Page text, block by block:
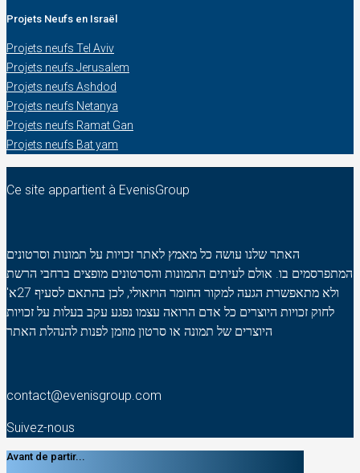
Projets Neufs en Israël
Projets neufs Tel Aviv
Projets neufs Jerusalem
Projets neufs Ashdod
Projets neufs Netanya
Projets neufs Ramat Gan
Projets neufs Bat yam
Ce site appartient à EvenisGroup
האתר שלנו עושה כל מאמץ לאתר זכויות על תמונות וסרטונים
המתפרסמים בו. אולם לעיתים התמונות והסרטונים מופצים ברחבי הרשת
ולא מתאפשרת הגעה למקור החומר הויזאולי, לכן בהתאם לסעיף 27א'
לחוק זכויות היוצרים כל אדם הרואה עצמו נפגע עקב בעלות על זכויות
היוצרים של תמונה או סרטון מוזמן לפנות להנהלת האתר
contact@evenisgroup.com
Suivez-nous
Avant de partir...